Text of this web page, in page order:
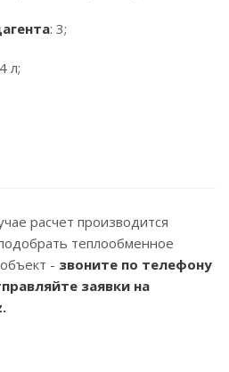
: 3;
л;
расчет производится
теплообменное
- звоните по телефону
заявки на